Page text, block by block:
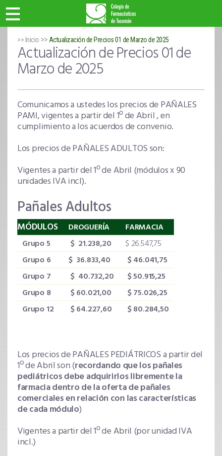
>> Inicio >> Actualización de Precios 01 de Marzo de 2025
Actualización de Precios 01 de
Marzo de 2025
Comunicamos a ustedes los precios de PAÑALES
PAMI, vigentes a partir del 1º de Abril , en
cumplimiento a los acuerdos de convenio.
Los precios de PAÑALES ADULTOS son:
Vigentes a partir del 1º de Abril (módulos x 90
unidades IVA incl).
Pañales Adultos
MÓDULOS DROGUERÍA
FARMACIA
Grupo 5
$ 21.238,20
$ 26.547,75
Grupo 6
$ 36.833,40
$ 46.041,75
Grupo 7
$ 40.732,20
$ 50.915,25
Grupo 8
$ 60.021,00
$ 75.026,25
Grupo 12
$ 64.227,60 $ 80.284,50
Los precios de PAÑALES PEDIÁTRICOS a partir del
1º de Abril son (recordando que los pañales
pediátricos debe adquirirlos libremente la
farmacia dentro de la oferta de pañales
comerciales en relación con las características
de cada módulo)
Vigentes a partir del 1º de Abril (por unidad IVA
incl.)